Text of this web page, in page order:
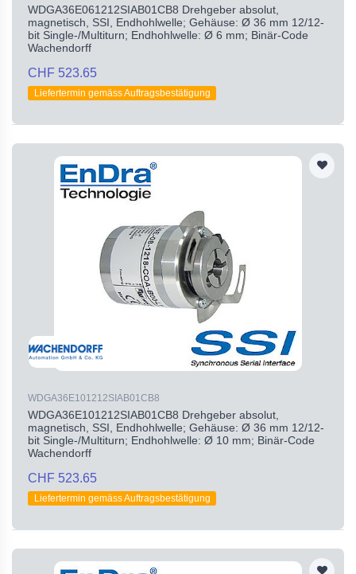
WDGA36E061212SIAB01CB8 Drehgeber absolut,
magnetisch, SSI, Endhohlwelle; Gehäuse: Ø 36 mm 12/12-
bit Single-/Multiturn; Endhohlwelle: Ø 6 mm; Binär-Code
Wachendorff
CHF 523.65
Liefertermin gemäss Auftragsbestätigung
WDGA36E101212SIAB01CB8
WDGA36E101212SIAB01CB8 Drehgeber absolut,
magnetisch, SSI, Endhohlwelle; Gehäuse: Ø 36 mm 12/12-
bit Single-/Multiturn; Endhohlwelle: Ø 10 mm; Binär-Code
Wachendorff
CHF 523.65
Liefertermin gemäss Auftragsbestätigung